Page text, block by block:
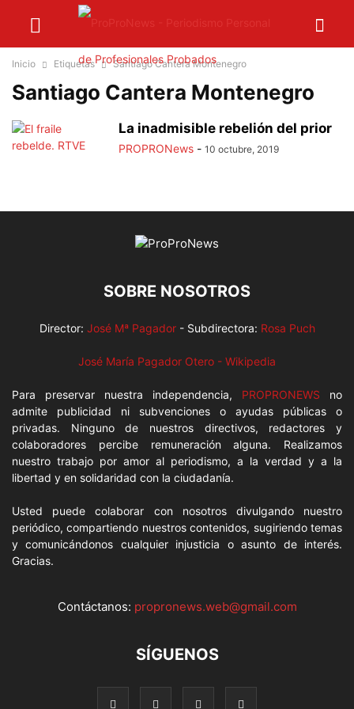
Inicio Etiquetas Santiago Cantera Montenegro
Santiago Cantera Montenegro
La inadmisible rebelión del prior
PROPRONews - 10 octubre, 2019
SOBRE NOSOTROS
Director: José Mª Pagador- Subdirectora: Rosa Puch
José María Pagador Otero - Wikipedia
Para preservar nuestra independencia, PROPRONEWS no
admite publicidad ni subvenciones o ayudas públicas o
privadas. Ninguno de nuestros directivos, redactores y
colaboradores percibe remuneración alguna. Realizamos
nuestro trabajo por amor al periodismo, a la verdad y a la
libertad y en solidaridad con la ciudadanía.
Usted puede colaborar con nosotros divulgando nuestro
periódico, compartiendo nuestros contenidos, sugiriendo temas
y comunicándonos cualquier injusticia o asunto de interés.
Gracias.
Contáctanos: propronews.web@gmail.com
SÍGUENOS